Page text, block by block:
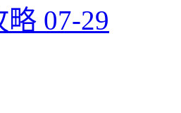
略 07-29